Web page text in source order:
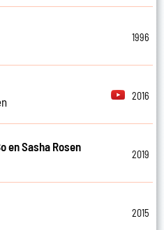
1996
2016
en Sasha Rosen
2019
2015